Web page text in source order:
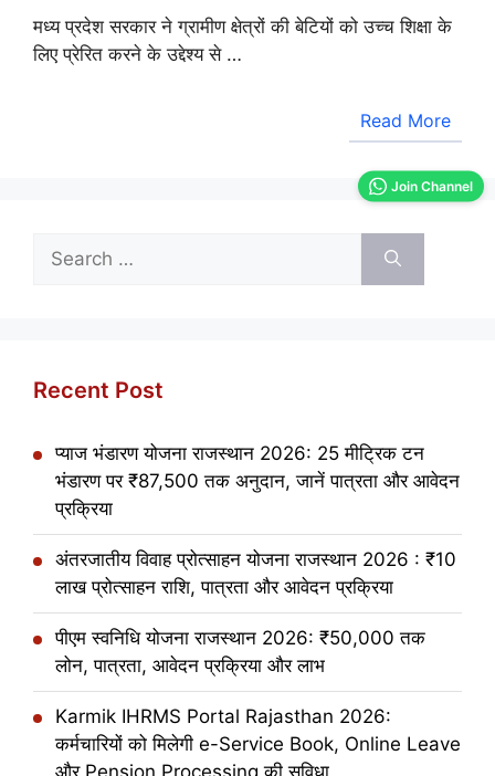
मध्य प्रदेश सरकार ने ग्रामीण क्षेत्रों की बेटियों को उच्च शिक्षा के
लिए प्रेरित करने के उद्देश्य से …
Read More
Search
for:
Recent Post
प्याज भंडारण योजना राजस्थान 2026: 25 मीट्रिक टन
भंडारण पर ₹87,500 तक अनुदान, जानें पात्रता और आवेदन
प्रक्रिया
अंतरजातीय विवाह प्रोत्साहन योजना राजस्थान 2026 : ₹10
लाख प्रोत्साहन राशि, पात्रता और आवेदन प्रक्रिया
पीएम स्वनिधि योजना राजस्थान 2026: ₹50,000 तक
लोन, पात्रता, आवेदन प्रक्रिया और लाभ
Karmik IHRMS Portal Rajasthan 2026:
कर्मचारियों को मिलेगी e-Service Book, Online Leave
और Pension Processing की सुविधा
Join Channel